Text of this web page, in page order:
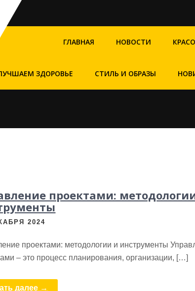
ГЛАВНАЯ НОВОСТИ
ЗДОРОВЬЕ СТИЛЬ И ОБРАЗЫ
проектами:
2024
проектами: методологии и инструменты
– это процесс планирования, организации, […]
далее →